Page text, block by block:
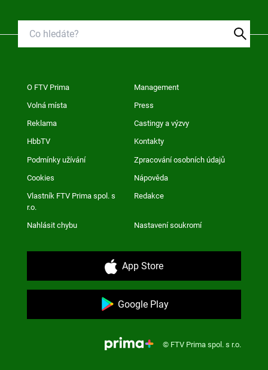
O FTV Prima Management
Volná místa Press
Reklama Castingy a výzvy
HbbTV Kontakty
Podmínky užívání Zpracování osobních údajů
Cookies Nápověda
Vlastník FTV Prima spol. s
r.o.
Redakce
Nahlásit chybu Nastavení soukromí
App Store
Google Play
© FTV Prima spol. s r.o.